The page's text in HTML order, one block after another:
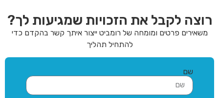
רוצה לקבל את הזכויות שמגיעות לך?
משאירים פרטים ומומחה של רומביט ייצור איתך קשר בהקדם כדי
להתחיל תהליך
שם